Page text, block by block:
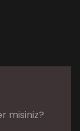
misiniz?